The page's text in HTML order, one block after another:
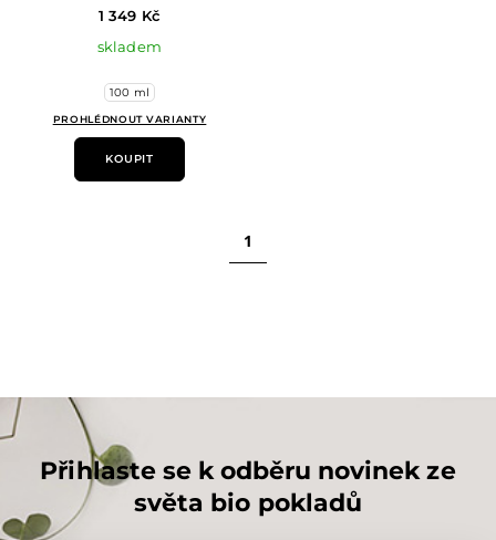
1 349 Kč
skladem
100 ml
PROHLÉDNOUT VARIANTY
KOUPIT
1
Přihlaste se k odběru novinek ze
světa bio pokladů